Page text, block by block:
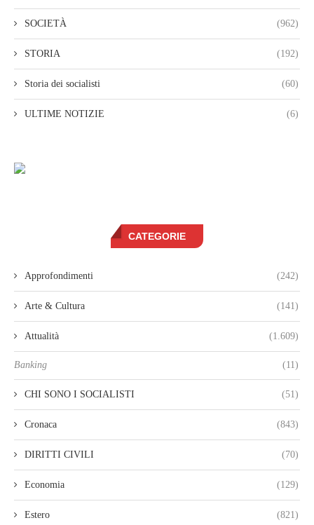
SOCIETÀ (962)
STORIA (192)
Storia dei socialisti (60)
ULTIME NOTIZIE (6)
CATEGORIE
Approfondimenti (242)
Arte & Cultura (141)
Attualità (1.609)
Banking (11)
CHI SONO I SOCIALISTI (51)
Cronaca (843)
DIRITTI CIVILI (70)
Economia (129)
Estero (821)